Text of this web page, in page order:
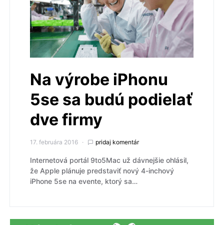
Na výrobe iPhonu
5se sa budú podielať
dve firmy
17. februára 2016 pridaj komentár
Internetová portál 9to5Mac už dávnejšie ohlásil,
že Apple plánuje predstaviť nový 4-inchový
iPhone 5se na evente, ktorý sa…